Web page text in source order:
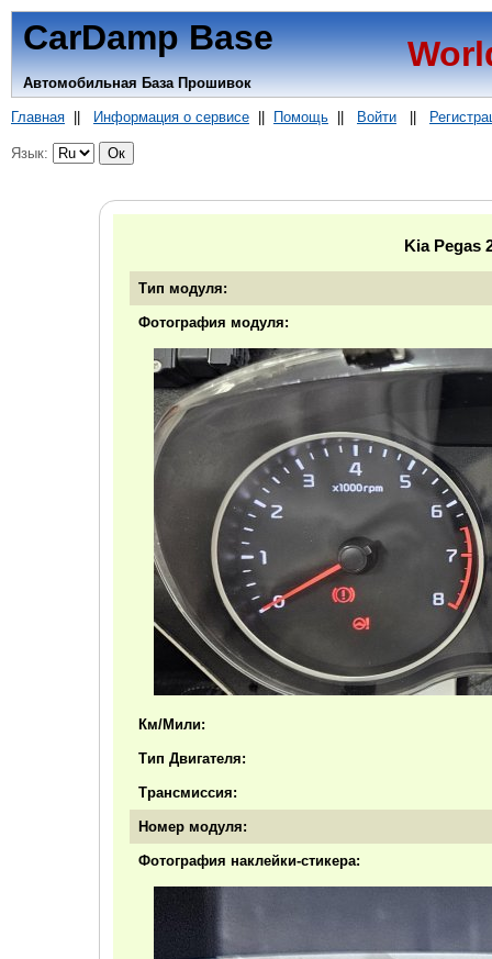
CarDamp Base
Автомобильная База Прошивок
Главная|| Информация о сервисе|| Помощь|| Войти||
Язык:
Kia Pegas
Тип модуля:
Фотография модуля:
Км/Мили:
Тип Двигателя:
Трансмиссия:
Номер модуля:
Фотография наклейки-стикера: